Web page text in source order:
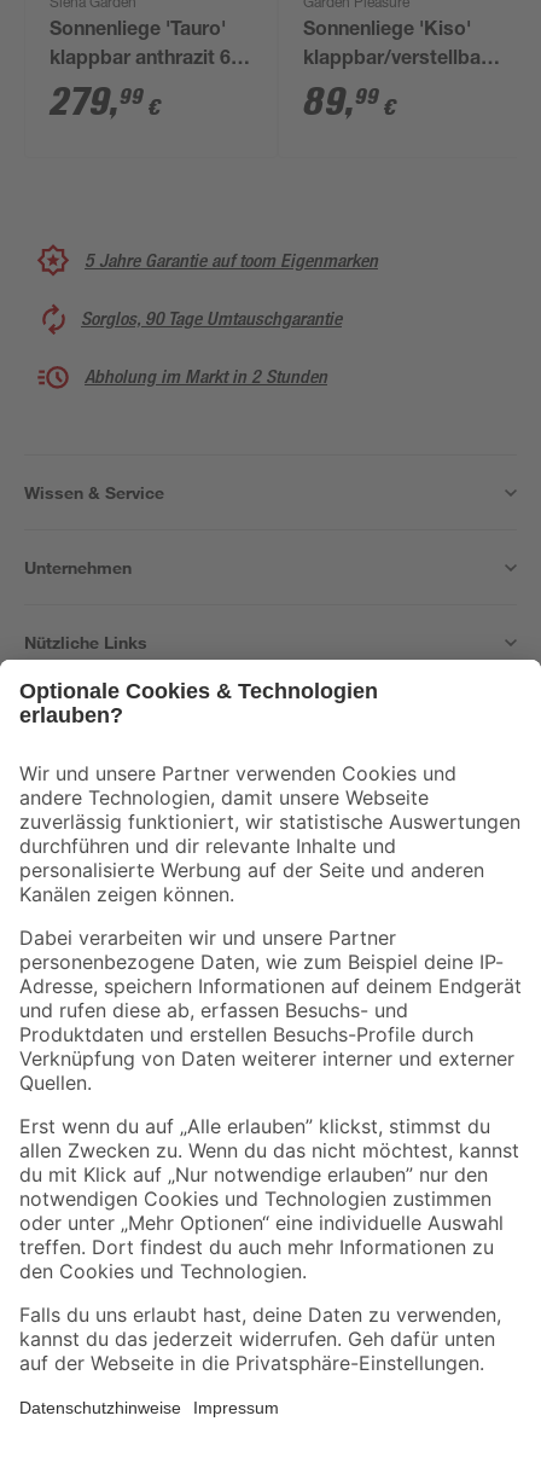
Siena Garden
Sonnenliege 'Tauro'
klappbar anthrazit 69
x 113 x 182,5 cm
279,99 €
Garden Pleasure
Sonnenliege 'Kiso'
klappbar/verstellbar
grau 61 x 30 x 188 cm
89,99 €
5 Jahre Garantie auf toom Eigenmarken
Sorglos, 90 Tage Umtauschgarantie
Abholung im Markt in 2 Stunden
Wissen & Service
Unternehmen
Nützliche Links
Der toom Newsletter: Keine Angebote und Aktionen mehr verpassen!
Zur Newsletter Anmeldung
Folge uns
Zahlungsarten Versandarten
Sicher einkaufen
Jetzt die toom-App herunterladen
Alle Preisangaben in EUR inkl. gesetzl. MwSt.. Die dargestellten Angebote sind unter
Umständen nicht in allen Märkten verfügbar. Die angegebenen Verfügbarkeiten beziehen
Produkte nur solange der Vorrat reicht.
*Paketversand ab 59 € versandkostenfrei, gilt nicht für Artikel mit Speditionsversand, hier